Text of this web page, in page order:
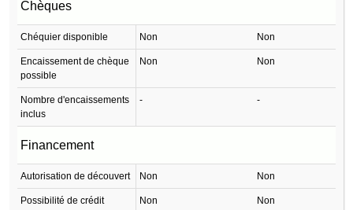
Chèques
Chéquier disponible Non Non
Encaissement de chèque
possible
Non Non
Nombre d'encaissements
inclus
- -
Financement
Autorisation de découvert Non Non
Possibilité de crédit Non Non